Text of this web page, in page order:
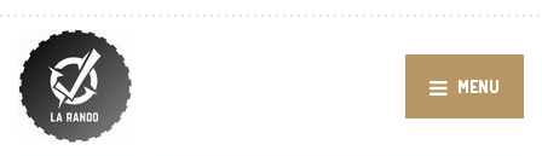
MENU